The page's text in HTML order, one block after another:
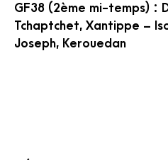
GF38 (2ème mi-temps) :
Tchaptchet, Xantippe –
Joseph, Kerouedan